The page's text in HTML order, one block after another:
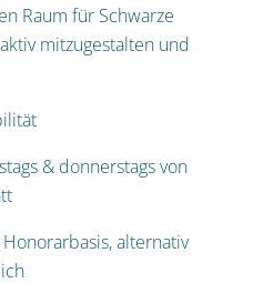
Raum für Schwarze
mitzugestalten und
& donnerstags von
alternativ